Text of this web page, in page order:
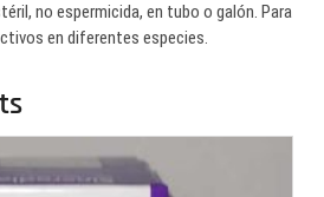
no espermicida, en tubo o galón. Para
en diferentes especies.